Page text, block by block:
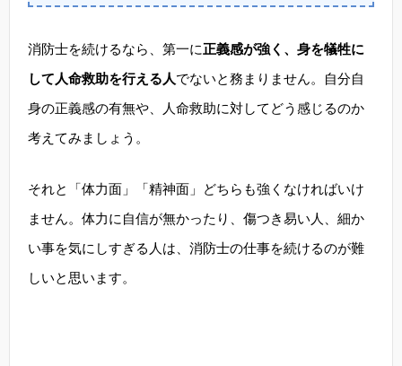
消防士を続けるなら、第一に正義感が強く、身を犠牲に
して人命救助を行える人でないと務まりません。自分自
身の正義感の有無や、人命救助に対してどう感じるのか
考えてみましょう。
それと「体力面」「精神面」どちらも強くなければいけ
ません。体力に自信が無かったり、傷つき易い人、細か
い事を気にしすぎる人は、消防士の仕事を続けるのが難
しいと思います。